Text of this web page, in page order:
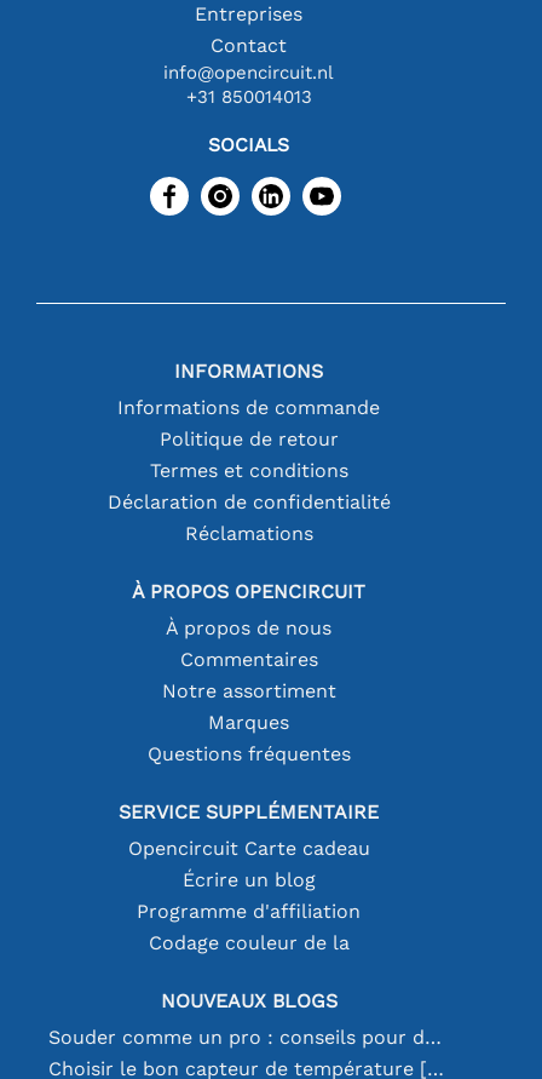
Entreprises
Contact
info@opencircuit.nl
+31 850014013
SOCIALS
INFORMATIONS
Informations de commande
Politique de retour
Termes et conditions
Déclaration de confidentialité
Réclamations
À PROPOS OPENCIRCUIT
À propos de nous
Commentaires
Notre assortiment
Marques
Questions fréquentes
SERVICE SUPPLÉMENTAIRE
Opencircuit Carte cadeau
Écrire un blog
Programme d'affiliation
Codage couleur de la
NOUVEAUX BLOGS
Souder comme un pro : conseils pour des connexions électroniques parfaites
Choisir le bon capteur de température [youtube]